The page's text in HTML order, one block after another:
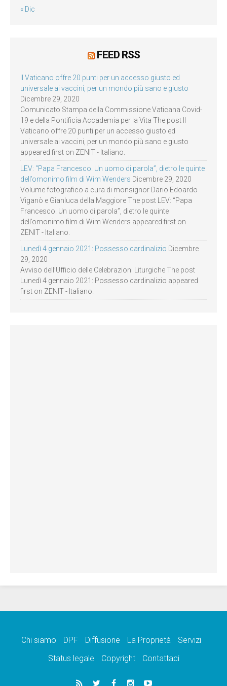
« Dic
FEED RSS
Il Vaticano offre 20 punti per un accesso giusto ed
universale ai vaccini, per un mondo più sano e giusto
Dicembre 29, 2020
Comunicato Stampa della Commissione Vaticana Covid-
19 e della Pontificia Accademia per la Vita The post Il
Vaticano offre 20 punti per un accesso giusto ed
universale ai vaccini, per un mondo più sano e giusto
appeared first on ZENIT - Italiano.
LEV: “Papa Francesco. Un uomo di parola”, dietro le quinte
dell’omonimo film di Wim Wenders Dicembre 29, 2020
Volume fotografico a cura di monsignor Dario Edoardo
Viganò e Gianluca della Maggiore The post LEV: “Papa
Francesco. Un uomo di parola”, dietro le quinte
dell’omonimo film di Wim Wenders appeared first on
ZENIT - Italiano.
Lunedì 4 gennaio 2021: Possesso cardinalizio Dicembre
29, 2020
Avviso dell’Ufficio delle Celebrazioni Liturgiche The post
Lunedì 4 gennaio 2021: Possesso cardinalizio appeared
first on ZENIT - Italiano.
Chi siamo DPF Diffusione La Proprietà
Servizi
Status legale
Copyright Contattaci